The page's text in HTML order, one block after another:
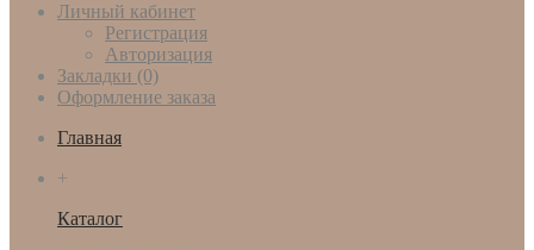
Личный кабинет
Регистрация
Авторизация
Закладки (0)
Оформление заказа
Главная
+
Каталог